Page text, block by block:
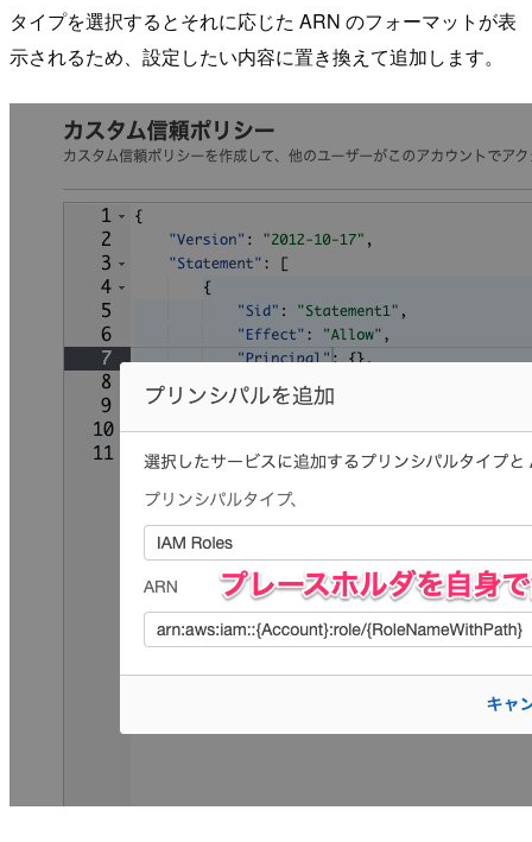
タイプを選択するとそれに応じた ARN のフォーマットが表
示されるため、設定したい内容に置き換えて追加します。